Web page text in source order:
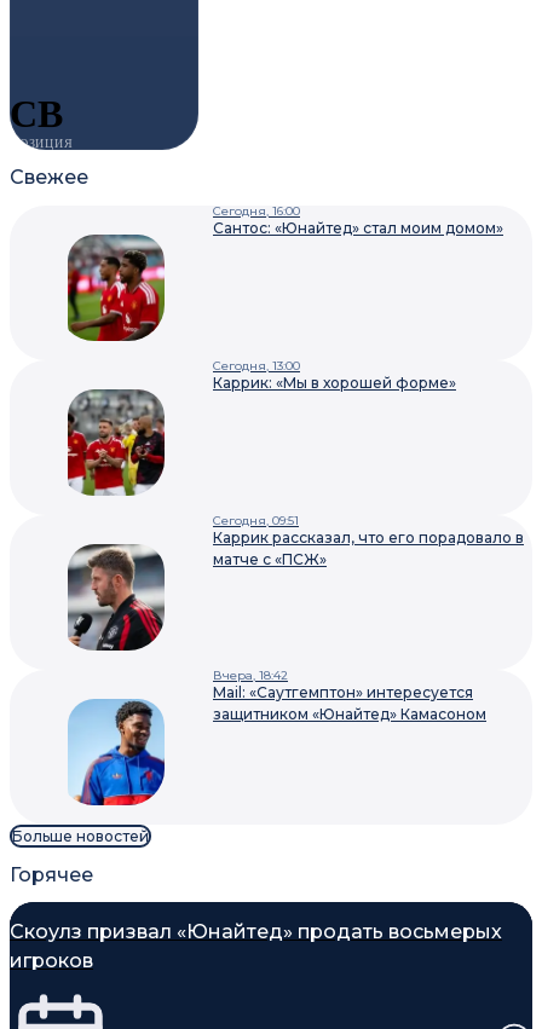
CB
ПОЗИЦИЯ
Свежее
Сегодня, 16:00
Сантос: «Юнайтед» стал моим домом»
Сегодня, 13:00
Каррик: «Мы в хорошей форме»
Сегодня, 09:51
Каррик рассказал, что его порадовало в
матче с «ПСЖ»
Вчера, 18:42
Mail: «Саутгемптон» интересуется
защитником «Юнайтед» Камасоном
Больше новостей
Горячее
Скоулз призвал «Юнайтед» продать восьмерых
игроков